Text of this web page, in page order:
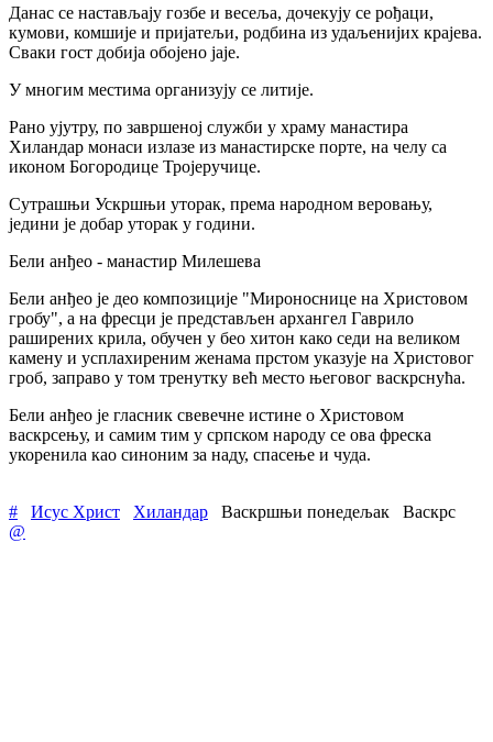
Данас се настављају гозбе и весеља, дочекују се рођаци,
кумови, комшије и пријатељи, родбина из удаљенијих крајева.
Сваки гост добија обојено јаје.
У многим местима организују се литије.
Рано ујутру, по завршеној служби у храму манастира
Хиландар монаси излазе из манастирске порте, на челу са
иконом Богородице Тројеручице.
Сутрашњи Ускршњи уторак, према народном веровању,
једини је добар уторак у години.
Бели анђео - манастир Милешева
Бели анђео је део композиције "Мироноснице на Христовом
гробу", а на фресци је представљен архангел Гаврило
раширених крила, обучен у бео хитон како седи на великом
камену и усплахиреним женама прстом указује на Христовог
гроб, заправо у том тренутку већ место његовог васкрснућа.
Бели анђео је гласник свевечне истине о Христовом
васкрсењу, и самим тим у српском народу се ова фреска
укоренила као синоним за наду, спасење и чуда.
# Исус Христ Хиландар Васкршњи понедељак
Васкрс
@